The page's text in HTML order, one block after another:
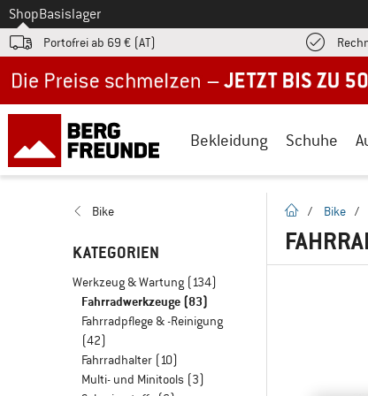
Zum
ShopBasislager
Portofrei ab 69 € (AT)
Bekleidung Schuhe
Bike
KATEGORIEN
Werkzeug & Wartung (134)
Fahrradwerkzeuge (83)
Fahrradpflege & -Reinigung
(42)
Fahrradhalter (10)
Multi- und Minitools (3)
Startseite
/ Bike /